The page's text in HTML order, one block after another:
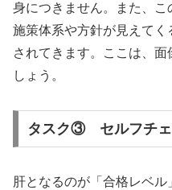
身につきません。また、
施策体系や方針が見えて
されてきます。ここは、
しょう。
タスク③ セルフチェ
肝となるのが「合格レベル